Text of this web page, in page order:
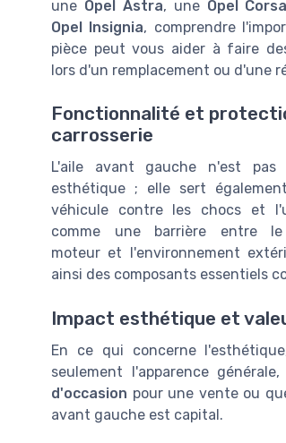
une Opel Astra, une Opel Corsa
Opel Insignia, comprendre
pièce peut vous aider à faire
lors d'un remplacement ou d'une
Fonctionnalité et
carrosserie
L'aile avant gauche n'est pas
esthétique ; elle sert
véhicule contre les chocs et
comme une barrière entre le
moteur et l'environnement
ainsi des composants essentiels
Impact esthétique et
En ce qui concerne
seulement l'apparence
d'occasion pour une vente ou
avant gauche est capital.